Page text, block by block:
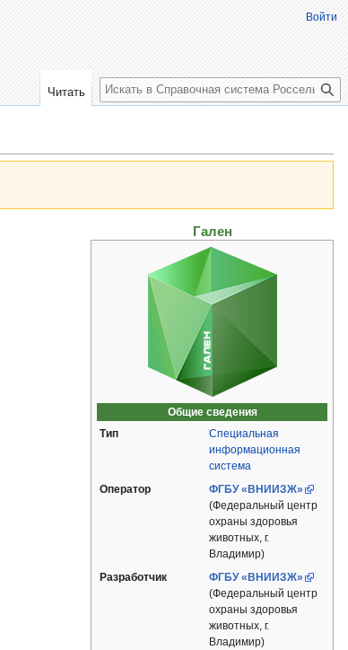
Гален
Общие сведения
Тип
Специальная
информационная
система
Оператор
ФГБУ «ВНИИЗЖ»
(Федеральный центр
охраны здоровья
животных, г.
Владимир)
Разработчик
ФГБУ «ВНИИЗЖ»
(Федеральный центр
охраны здоровья
животных, г.
Владимир)
Войти
Читать
Поиск